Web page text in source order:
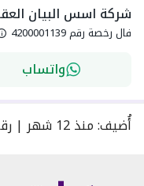
شركة اسس البيان
فال رخصة رقم4200001139
واتساب
أُضيف:منذ12 شهر |